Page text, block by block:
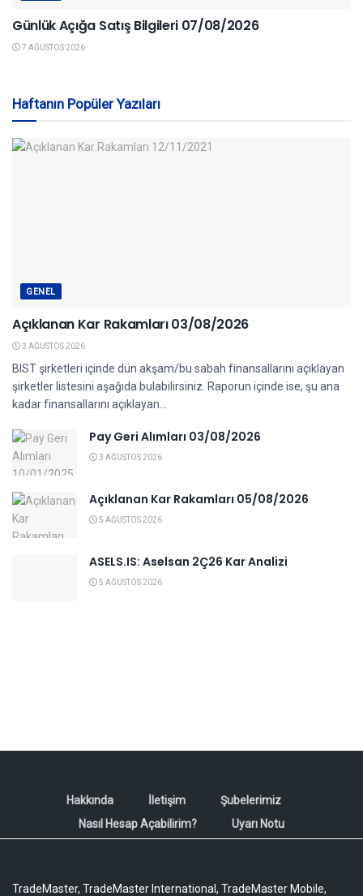
Günlük Açığa Satış Bilgileri 07/08/2026
7 AĞUSTOS 2026
Haftanın Popüler Yazıları
GENEL
Açıklanan Kar Rakamları 03/08/2026
3 AĞUSTOS 2026
BIST şirketleri içinde dün akşam/bu sabah finansallarını açıklayan
şirketler listesini aşağıda bulabilirsiniz. Raporun içinde ise, şu ana
kadar finansallarını açıklayan...
Pay Geri Alımları 03/08/2026
3 AĞUSTOS 2026
Açıklanan Kar Rakamları 05/08/2026
5 AĞUSTOS 2026
ASELS.IS: Aselsan 2Ç26 Kar Analizi
5 AĞUSTOS 2026
Hakkında İletişim
Şubelerimiz
Nasıl Hesap Açabilirim?
Uyarı Notu
TradeMaster, TradeMaster International, TradeMaster Mobile,